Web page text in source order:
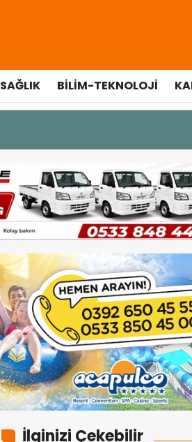
SAĞLIK BILIM-TEKNOLOJI
İlginizi Çekebilir